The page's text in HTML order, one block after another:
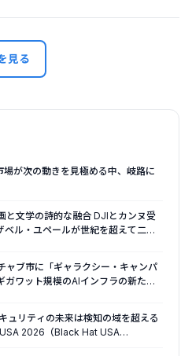
見る
が次の動きを見極める中、岐路に
と文学の詩的な融合 DJIとカンヌ受
ベル・ユペールが世紀を超えて二人
ャブ市に「ギャラクシー・キャンパ
ガワット規模のAIインフラの新たな
ュリティの未来は検知の域を超える
2026（Black Hat USA